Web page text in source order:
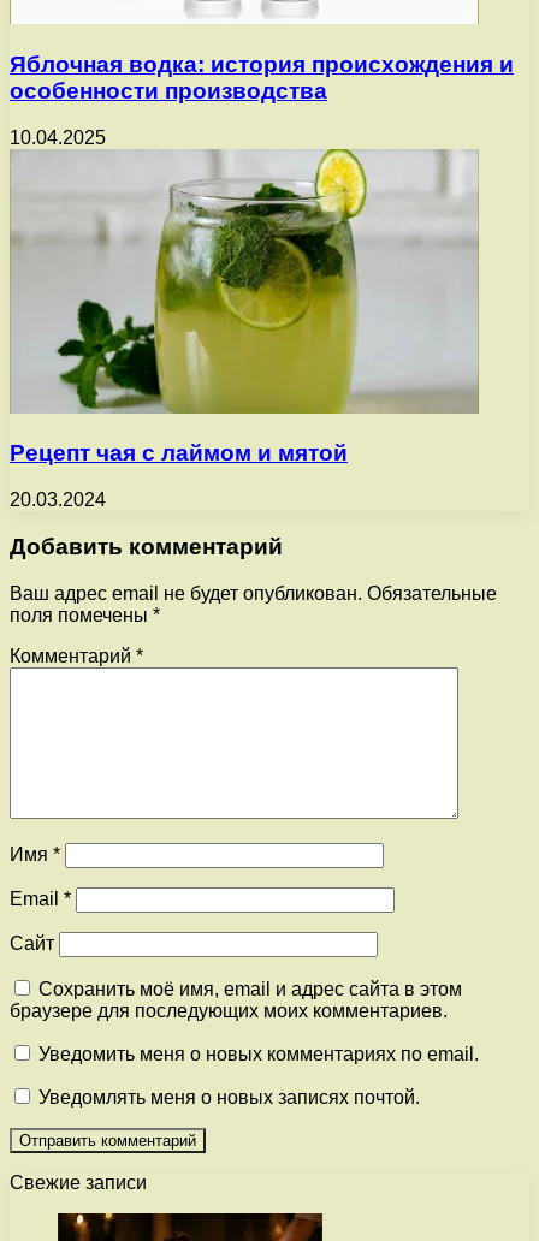
Яблочная водка: история происхождения и
особенности производства
10.04.2025
Рецепт чая с лаймом и мятой
20.03.2024
Добавить комментарий
Ваш адрес email не будет опубликован. Обязательные
поля помечены *
Комментарий *
Имя *
Email *
Сайт
Сохранить моё имя, email и адрес сайта в этом
браузере для последующих моих комментариев.
Уведомить меня о новых комментариях по email.
Уведомлять меня о новых записях почтой.
Свежие записи